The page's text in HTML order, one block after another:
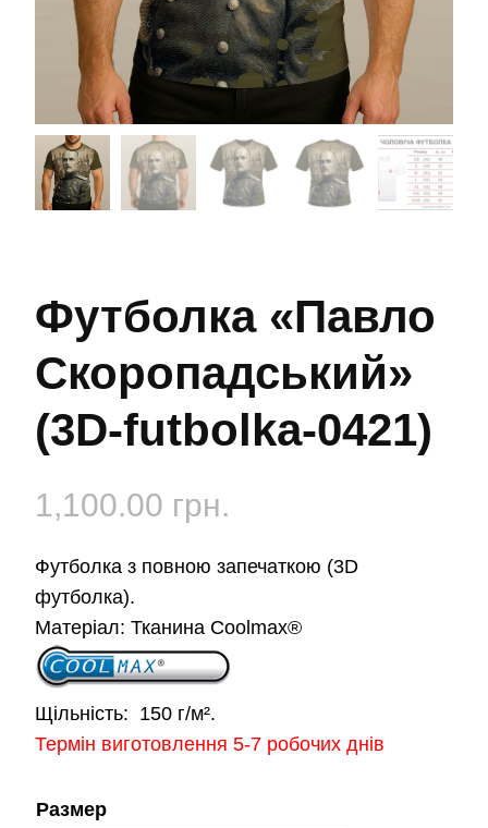
Футболка «Павло
Скоропадський»
(3D-futbolka-0421)
1,100.00 грн.
Футболка з повною запечаткою (3D
футболка).
Матеріал: Тканина Coolmax®
Щільність: 150 г/м².
Термін виготовлення 5-7 робочих днів
Размер